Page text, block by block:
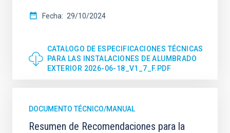
Fecha 29/10/2024
CATALOGO DE ESPECIFICACIONES TÉCNICAS
PARA LAS INSTALACIONES DE ALUMBRADO
EXTERIOR 2026-06-18_V1_7_F.PDF
DOCUMENTO TÉCNICO/MANUAL
Resumen de Recomendaciones para la